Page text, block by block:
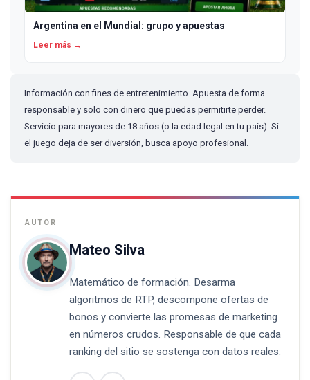
Argentina en el Mundial: grupo y apuestas
Leer más →
Información con fines de entretenimiento. Apuesta de forma
responsable y solo con dinero que puedas permitirte perder.
Servicio para mayores de 18 años (o la edad legal en tu país). Si
el juego deja de ser diversión, busca apoyo profesional.
Mateo Silva
Matemático de formación. Desarma
algoritmos de RTP, descompone ofertas de
bonos y convierte las promesas de marketing
en números crudos. Responsable de que cada
ranking del sitio se sostenga con datos reales.